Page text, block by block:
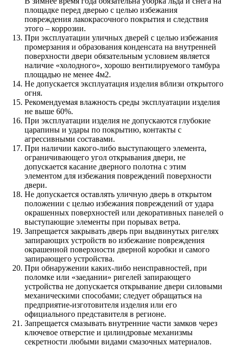
площадке перед дверью с целью избежания
повреждения лакокрасочного покрытия и следствия
этого – коррозии.
При эксплуатации уличных дверей с целью избежания
промерзания и образования конденсата на внутренней
поверхности двери обязательным условием является
наличие «холодного», хорошо вентилируемого тамбура
площадью не менее 4м2.
Не допускается эксплуатация изделия вблизи открытого
огня.
Рекомендуемая влажность среды эксплуатации изделия
не выше 60%.
При эксплуатации изделия не допускаются глубокие
царапины и удары по покрытию, контакты с
агрессивными составами.
При наличии какого-либо выступающего элемента,
ограничивающего угол открывания двери, не
допускается касание дверного полотна с этим
элементом для избежания повреждений поверхности
двери.
Не допускается оставлять уличную дверь в открытом
положении с целью избежания повреждений от удара
окрашенных поверхностей или декоративных панелей о
выступающие элементы при порывах ветра.
Запрещается закрывать дверь при выдвинутых ригелях
запирающих устройств во избежание повреждения
окрашенной поверхности дверной коробки и самого
запирающего устройства.
При обнаружении каких-либо неисправностей, при
поломке или «заедании» ригелей запирающего
устройства не допускается открывание двери силовыми
механическими способами; следует обращаться на
предприятие-изготовителя изделия или его
официального представителя в регионе.
Запрещается смазывать внутренние части замков через
ключевое отверстие и цилиндровые механизмы
секретности любыми видами смазочных материалов.